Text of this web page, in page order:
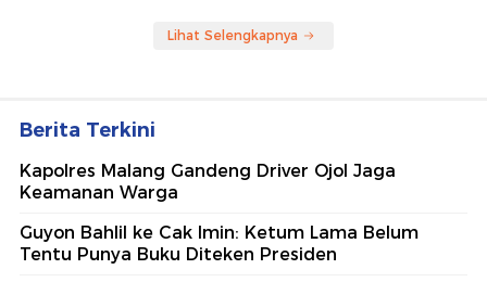
Lihat Selengkapnya
Berita Terkini
Kapolres Malang Gandeng Driver Ojol Jaga
Keamanan Warga
Guyon Bahlil ke Cak Imin: Ketum Lama Belum
Tentu Punya Buku Diteken Presiden